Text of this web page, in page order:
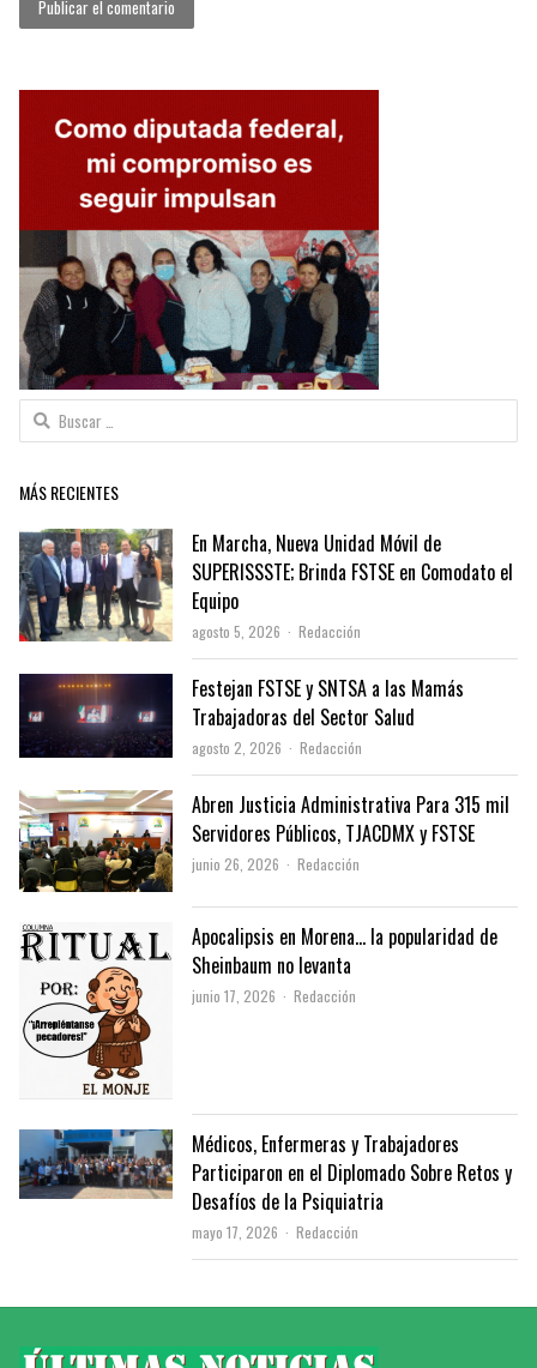
Buscar:
MÁS RECIENTES
En Marcha, Nueva Unidad Móvil de
SUPERISSSTE; Brinda FSTSE en Comodato el
Equipo
agosto 5, 2026 Author
Redacción
Festejan FSTSE y SNTSA a las Mamás
Trabajadoras del Sector Salud
agosto 2, 2026 Author
Redacción
Abren Justicia Administrativa Para 315 mil
Servidores Públicos, TJACDMX y FSTSE
junio 26, 2026 Author
Redacción
Apocalipsis en Morena… la popularidad de
Sheinbaum no levanta
junio 17, 2026 Author
Redacción
Médicos, Enfermeras y Trabajadores
Participaron en el Diplomado Sobre Retos y
Desafíos de la Psiquiatria
mayo 17, 2026 Author
Redacción